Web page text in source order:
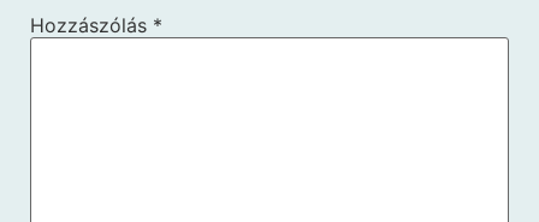
Hozzászólás *